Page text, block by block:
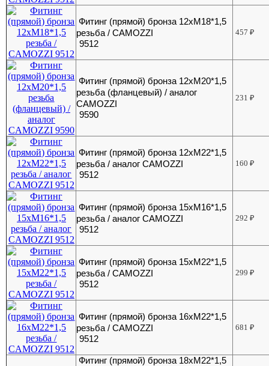
Фитинг (прямой) бронза 12хМ18*1,5
резьба / CAMOZZI
9512
457₽
Фитинг (прямой) бронза 12хМ20*1,5
резьба (фланцевый) / аналог
CAMOZZI
9590
231₽
Фитинг (прямой) бронза 12хМ22*1,5
резьба / аналог CAMOZZI
9512
160₽
Фитинг (прямой) бронза 15хМ16*1,5
резьба / аналог CAMOZZI
9512
292₽
Фитинг (прямой) бронза 15хМ22*1,5
резьба / CAMOZZI
9512
299₽
Фитинг (прямой) бронза 16хМ22*1,5
резьба / CAMOZZI
9512
681₽
Фитинг (прямой) бронза 18хМ22*1,5